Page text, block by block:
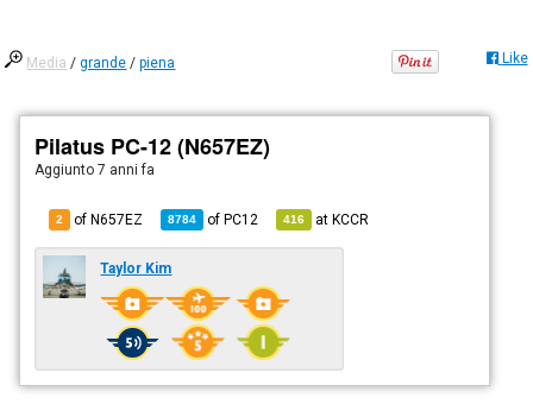
Media /grande /piena Like
Pilatus PC-12 (N657EZ)
Aggiunto7 anni fa
2 of N657EZ 8784 ofPC12 416 atKCCR
Taylor Kim